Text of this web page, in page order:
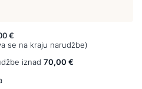
€
se na kraju narudžbe)
iznad 70,00 €